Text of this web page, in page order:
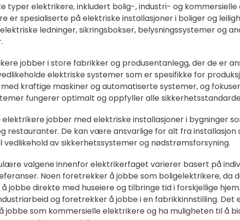
typer elektrikere, inkludert bolig-, industri- og kommersielle
er spesialiserte på elektriske installasjoner i boliger og
ledninger, sikringsbokser, belysningssystemer og
jobber i store fabrikker og produsentanlegg, der de er
elektriske systemer som er spesifikke for
kraftige maskiner og automatiserte systemer, og
fungerer optimalt og oppfyller alle
elektrikere jobber med elektriske installasjoner i bygninger
restauranter. De kan være ansvarlige for alt fra installasjon
vedlikehold av sikkerhetssystemer og nødstrømsforsyning.
valgene innenfor elektrikerfaget varierer basert på
Noen foretrekker å jobbe som boligelektrikere, da
jobbe direkte med huseiere og tilbringe tid i forskjellige
og foretrekker å jobbe i en fabrikkinnstilling. Det
jobbe som kommersielle elektrikere og ha muligheten til å